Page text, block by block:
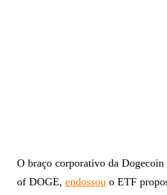
O braço corporativo da
of DOGE, endossou o ETF